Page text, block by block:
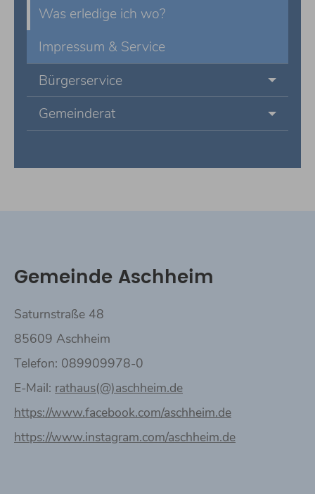
Was erledige ich wo?
Impressum & Service
Bürgerservice
Gemeinderat
Gemeinde Aschheim
Saturnstraße 48
85609 Aschheim
Telefon: 089909978-0
E-Mail: rathaus(@)aschheim.de
https://www.facebook.com/aschheim.de
https://www.instagram.com/aschheim.de